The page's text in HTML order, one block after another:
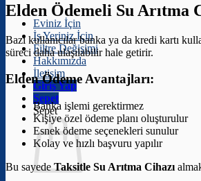
Eviniz İçin
İş Yeriniz İçin
Filtre Değişimi
Hakkımızda
İletişim
Giriş Yap
Sepet
Sepet
Elden Ödemeli Su Arıtma
Bazı kullanıcılar banka ya da kredi kartı
süreci daha ulaşılabilir hale getirir.
Elden Ödeme Avantajları:
Banka işlemi gerektirmez
Kişiye özel ödeme planı oluşturulur
Esnek ödeme seçenekleri sunulur
Kolay ve hızlı başvuru yapılır
Bu sayedeTaksitle Su Arıtma Cihazı